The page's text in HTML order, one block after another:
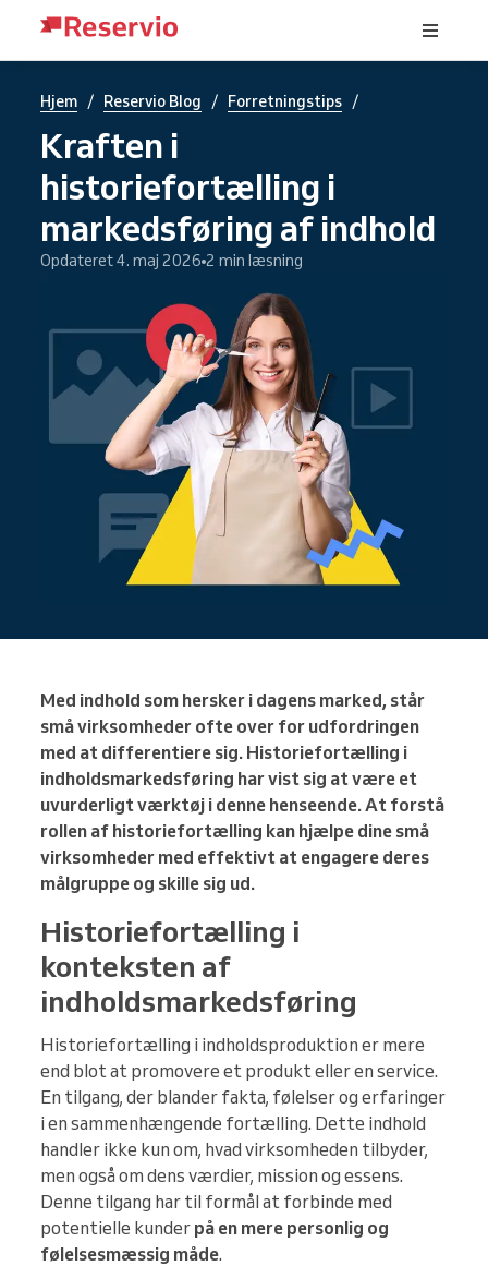
Hjem / Reservio Blog / Forretningstips /
Kraften i
historiefortælling i
markedsføring af indhold
Opdateret 4. maj 2026 2 min læsning
Med indhold som hersker i dagens marked, står
små virksomheder ofte over for udfordringen
med at differentiere sig. Historiefortælling i
indholdsmarkedsføring har vist sig at være et
uvurderligt værktøj i denne henseende. At forstå
rollen af historiefortælling kan hjælpe dine små
virksomheder med effektivt at engagere deres
målgruppe og skille sig ud.
Historiefortælling i
konteksten af
indholdsmarkedsføring
Historiefortælling i indholdsproduktion er mere
end blot at promovere et produkt eller en service.
En tilgang, der blander fakta, følelser og erfaringer
i en sammenhængende fortælling. Dette indhold
handler ikke kun om, hvad virksomheden tilbyder,
men også om dens værdier, mission og essens.
Denne tilgang har til formål at forbinde med
potentielle kunder på en mere personlig og
følelsesmæssig måde.